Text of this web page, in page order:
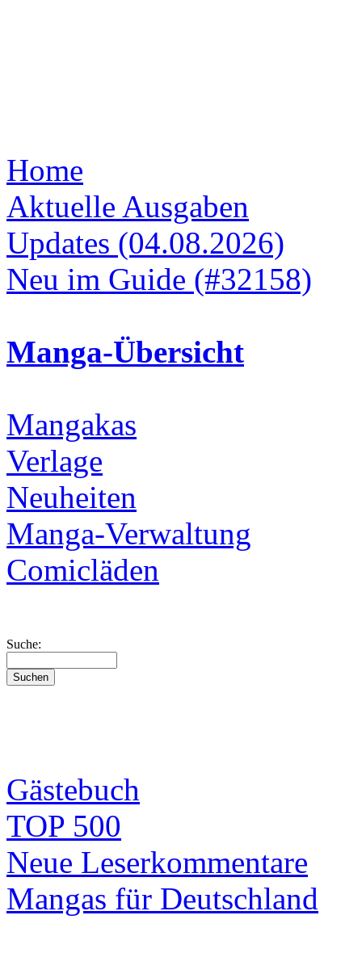
Home
Aktuelle Ausgaben
Updates (04.08.2026)
Neu im Guide (#32158)
Manga-Übersicht
Mangakas
Verlage
Neuheiten
Manga-Verwaltung
Comicläden
Suche:
Gästebuch
TOP 500
Neue Leserkommentare
Mangas für Deutschland